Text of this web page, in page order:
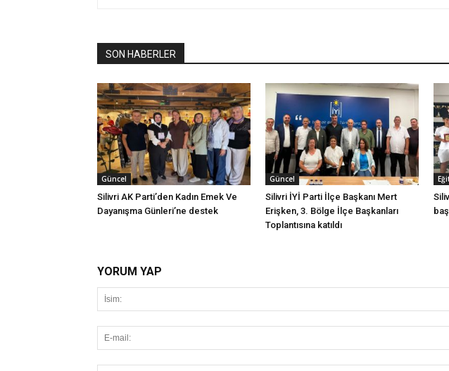
SON HABERLER
Güncel
Silivri AK Parti’den Kadın Emek Ve
Dayanışma Günleri’ne destek
Güncel
Silivri İYİ Parti İlçe Başkanı Mert
Erişken, 3. Bölge İlçe Başkanları
Toplantısına katıldı
YORUM YAP